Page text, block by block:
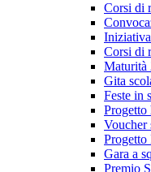
Corsi di
Corsi di
Maturità
Gita
Feste in
Progetto
Voucher
Gara a
Premio